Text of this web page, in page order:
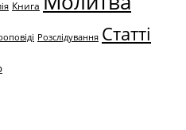
Книга
Розслідування Статті